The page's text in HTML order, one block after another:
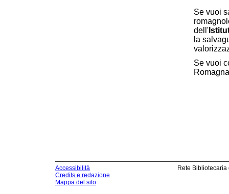
Se vuoi
dell'
la
Se vuoi
Accessibilità
Credits e redazione
Mappa del sito
Rete